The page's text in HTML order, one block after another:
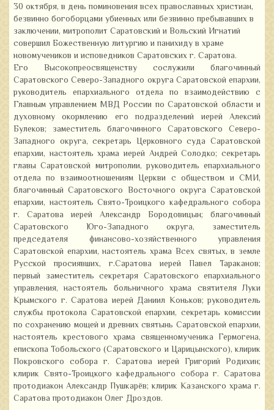
30 октября, в день поминовения всех православных христиан,
безвинно богоборцами убиенных или безвинно пребывавших в
заключении, митрополит Саратовский и Вольский Игнатий
совершил Божественную литургию и панихиду в храме
новомучеников и исповедников Саратовских г. Саратова.
Его Высокопреосвященству сослужили благочинный
Саратовского Северо-Западного округа Саратовской епархии,
руководитель епархиального отдела по взаимодействию с
Главным управлением МВД России по Саратовской области и
духовному окормлению его подразделений иерей Алексий
Булеков; заместитель благочинного Саратовского Северо-
Западного округа, секретарь Церковного суда Саратовской
епархии, настоятель храма иерей Андрей Солодко; секретарь
главы Саратовской митрополии, руководитель епархиального
отдела по взаимоотношениям Церкви с обществом и СМИ,
благочинный Саратовского Восточного округа Саратовской
епархии, настоятель Свято-Троицкого кафедрального собора
г. Саратова иерей Александр Бородовицын; благочинный
Саратовского Юго-Западного округа, заместитель
председателя финансово-хозяйственного управления
Саратовской епархии, настоятель храма Всех святых, в земле
Русской просиявших, г.Саратова иерей Павел Тараканов;
первый заместитель секретаря Саратовского епархиального
управления, настоятель больничного храма святителя Луки
Крымского г. Саратова иерей Даниил Коньков; руководитель
службы протокола Саратовской епархии, секретарь комиссии
по сохранению мощей и древних святынь Саратовской епархии,
настоятель крестового храма священномученика Гермогена,
епископа Тобольского (Саратовского и Царицынского), клирик
Покровского собора г. Саратова иерей Григорий Родихин;
клирик Свято-Троицкого кафедрального собора г. Саратова
протодиакон Александр Пушкарёв; клирик Казанского храма г.
Саратова протодиакон Олег Дроздов.